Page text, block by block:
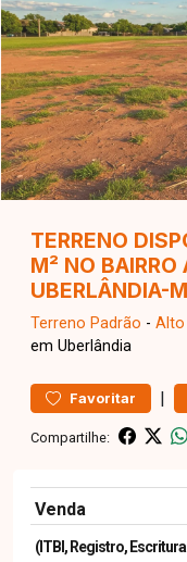
TERRENO
M² NO
UBERLÂNDIA-
Terreno Padrão - Alto
em Uberlândia
Favoritar |
Compartilhe:
Venda
(ITBI, Registro,